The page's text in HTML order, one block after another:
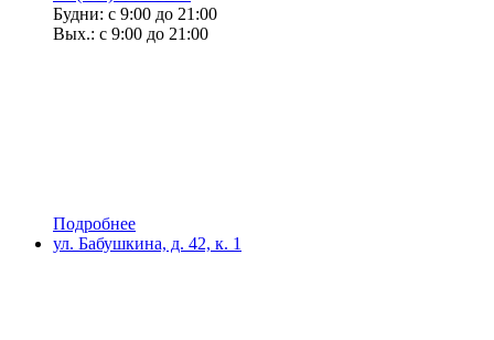
Будни: с 9:00 до 21:00
Вых.: с 9:00 до 21:00
Подробнее
ул. Бабушкина, д. 42, к. 1